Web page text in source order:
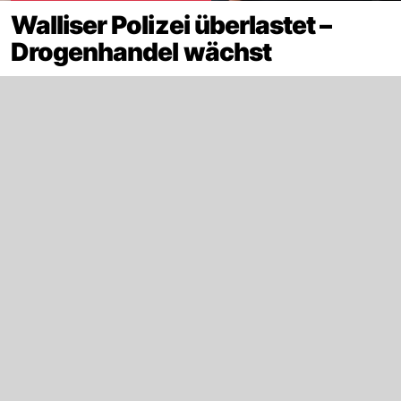
Walliser Polizei überlastet –
Drogenhandel wächst